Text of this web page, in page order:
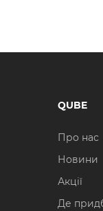
QUBE
Про нас
Новини
Акції
Де